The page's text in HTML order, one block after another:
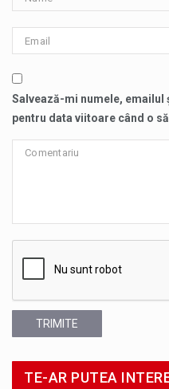
Salvează-mi numele, emailul
pentru data viitoare când o
TRIMITE
TE-AR PUTEA